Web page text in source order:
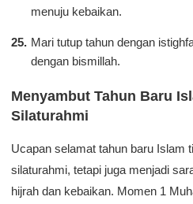
menuju kebaikan.
Mari tutup tahun dengan
dengan bismillah.
Menyambut Tahun Baru
Silaturahmi
Ucapan selamat tahun baru Islam
silaturahmi, tetapi juga menjadi
hijrah dan kebaikan. Momen 1